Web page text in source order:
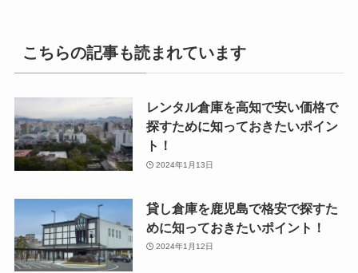
こちらの記事も読まれています
レンタル倉庫を高知で安い価格で
探すために知っておきたいポイン
ト！
2024年1月13日
貸し倉庫を鹿児島で格安で探すた
めに知っておきたいポイント！
2024年1月12日